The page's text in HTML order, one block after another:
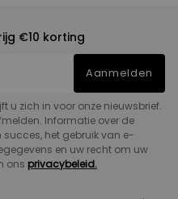
€10 korting
Aanmelden
u zich in voor onze nieuwsbrief.
Informatie over de
het gebruik van e-
en uw recht om uw
ons privacybeleid.